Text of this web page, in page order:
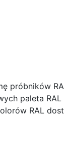
próbników
paleta
RAL